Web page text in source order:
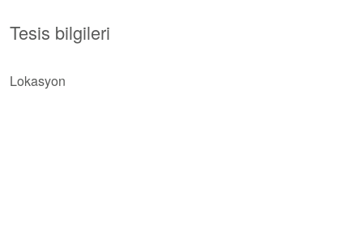
Tesis bilgileri
Lokasyon